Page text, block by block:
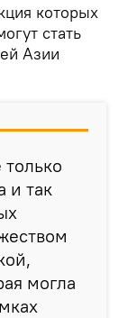
которых
стать
Азии
и так
могла